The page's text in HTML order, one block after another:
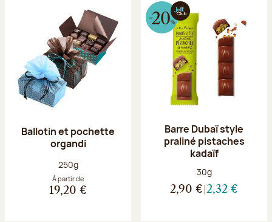
Ballotin et pochette
organdi
Poids net :
250g
À partir de
19,20 €
Barre Dubaï style
praliné pistaches
kadaïf
Poids net :
30g
2,90 € 2,32 €